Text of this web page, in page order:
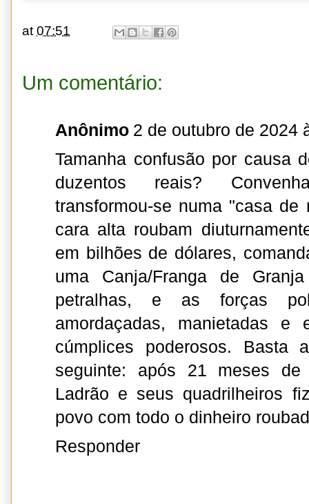
at07:51
Um comentário:
Anônimo 2 de outubro de 2024
Tamanha confusão por causa
duzentos reais?
transformou-se numa "casa
cara alta roubam
em bilhões de dólares,
uma Canja/Franga de
petralhas, e as forças
amordaçadas, manietadas e
cúmplices poderosos. Basta
seguinte: após 21 meses
Ladrão e seus quadrilheiros
povo com todo o dinheiro
Responder